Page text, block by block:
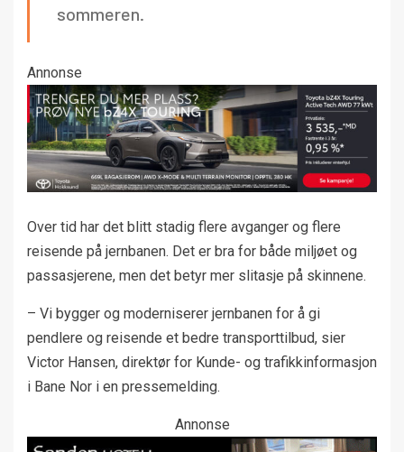
sommeren.
Annonse
Over tid har det blitt stadig flere avganger og flere
reisende på jernbanen. Det er bra for både miljøet og
passasjerene, men det betyr mer slitasje på skinnene.
– Vi bygger og moderniserer jernbanen for å gi
pendlere og reisende et bedre transporttilbud, sier
Victor Hansen, direktør for Kunde- og trafikkinformasjon
i Bane Nor i en pressemelding.
Annonse